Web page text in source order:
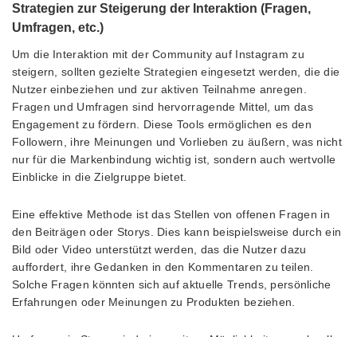
Strategien zur Steigerung der Interaktion (Fragen,
Umfragen, etc.)
Um die Interaktion mit der Community auf Instagram zu
steigern, sollten gezielte Strategien eingesetzt werden, die die
Nutzer einbeziehen und zur aktiven Teilnahme anregen.
Fragen und Umfragen sind hervorragende Mittel, um das
Engagement zu fördern. Diese Tools ermöglichen es den
Followern, ihre Meinungen und Vorlieben zu äußern, was nicht
nur für die Markenbindung wichtig ist, sondern auch wertvolle
Einblicke in die Zielgruppe bietet.
Eine effektive Methode ist das Stellen von offenen Fragen in
den Beiträgen oder Storys. Dies kann beispielsweise durch ein
Bild oder Video unterstützt werden, das die Nutzer dazu
auffordert, ihre Gedanken in den Kommentaren zu teilen.
Solche Fragen könnten sich auf aktuelle Trends, persönliche
Erfahrungen oder Meinungen zu Produkten beziehen.